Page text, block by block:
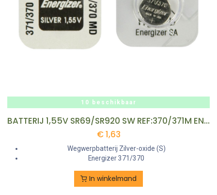
10 beschikbaar
BATTERIJ 1,55V SR69/SR920 SW REF:370/371M ENERGIZER
€1,63
Wegwerpbatterij Zilver-oxide (S)
Energizer 371/370
In winkelmand